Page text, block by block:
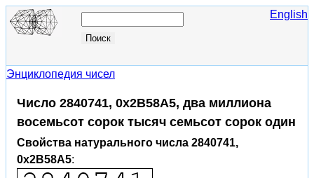
English
Энциклопедия чисел
Число 2840741, 0x2B58A5, два миллиона
восемьсот сорок тысяч семьсот сорок один
Свойства натурального числа 2840741,
0x2B58A5: